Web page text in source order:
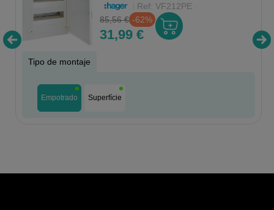
Ref: VF212PE
85,56 € -62%
31,99 €
Tipo de montaje
Empotrado Superfície